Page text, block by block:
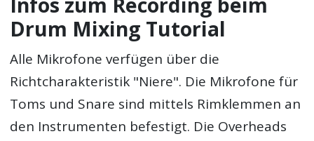
Drum Mixing Tutorial
Alle Mikrofone verfügen über die
Richtcharakteristik "Niere". Die Mikrofone für
Toms und Snare sind mittels Rimklemmen an
den Instrumenten befestigt. Die Overheads